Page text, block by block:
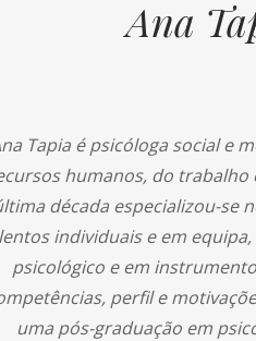
Ana
Tapia é psicóloga social e
humanos, do trabalho
década especializou-se
individuais e em
psicológico e em
perfil e
uma pós-graduação em